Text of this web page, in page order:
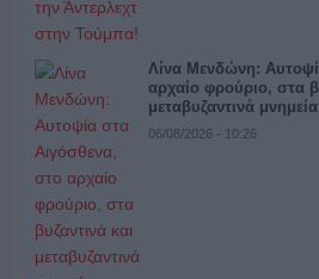
Λίνα Μενδώνη:
αρχαίο φρούριο, στα
μεταβυζαντινά μνημεία
06/08/2026 - 10:26